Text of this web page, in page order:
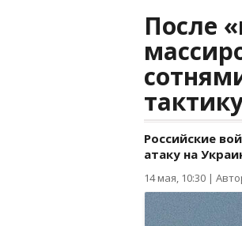
После
Российские
атаку на
14 мая, 10:30 |